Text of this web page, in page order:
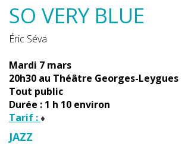
SO VERY BLUE
Éric Séva
Mardi 7 mars
20h30 au Théâtre Georges-Leygues
Tout public
Durée : 1 h 10 environ
Tarif :
JAZZ